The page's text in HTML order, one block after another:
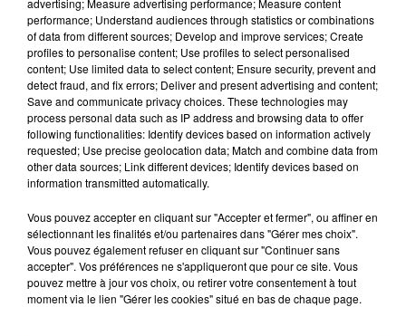
Europa-Park devient le seul parc d'attractions au monde à
donner son nom à un stade de football. ⚽
pic.twitter.com/CCLgtCDGOL
— Europa-Park FR 🎢 (@EuropaParkFR)August 31, 2021
Un partenariat existedepuis trois décenniesentre
Europa Park et le club fribourgeois évoluant en
Cette procédure "couronne la collaboration de deux
entités aux valeurs communes : proximité, émotions,
enthousiasme, atmosphère unique" indique le parc
dans un tweet,précisant que "Europa-Park devient le
advertising; Measure advertising performance; Measure content
performance; Understand audiences through statistics or combinations
of data from different sources; Develop and improve services; Create
profiles to personalise content; Use profiles to select personalised
content; Use limited data to select content; Ensure security, prevent and
detect fraud, and fix errors; Deliver and present advertising and content;
Save and communicate privacy choices. These technologies may
process personal data such as IP address and browsing data to offer
following functionalities: Identify devices based on information actively
requested; Use precise geolocation data; Match and combine data from
other data sources; Link different devices; Identify devices based on
information transmitted automatically.
Vous pouvez accepter en cliquant sur "Accepter et fermer", ou affiner en
sélectionnant les finalités et/ou partenaires dans "Gérer mes choix".
Vous pouvez également refuser en cliquant sur "Continuer sans
accepter". Vos préférences ne s'appliqueront que pour ce site. Vous
pouvez mettre à jour vos choix, ou retirer votre consentement à tout
moment via le lien "Gérer les cookies" situé en bas de chaque page.